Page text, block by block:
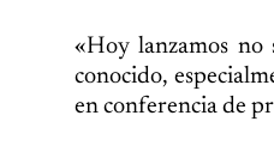
«Hoy lanzamos no
conocido,
en conferencia de